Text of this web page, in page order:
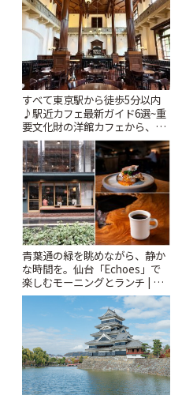
すべて東京駅から徒歩5分以内
♪駅近カフェ最新ガイド6選~重
要文化財の洋館カフェから、改
札すぐのレトロ喫茶まで~ | こと
りっぷ
青葉通の緑を眺めながら、静か
な時間を。仙台「Echoes」で
楽しむモーニングとランチ | こ
とりっぷ